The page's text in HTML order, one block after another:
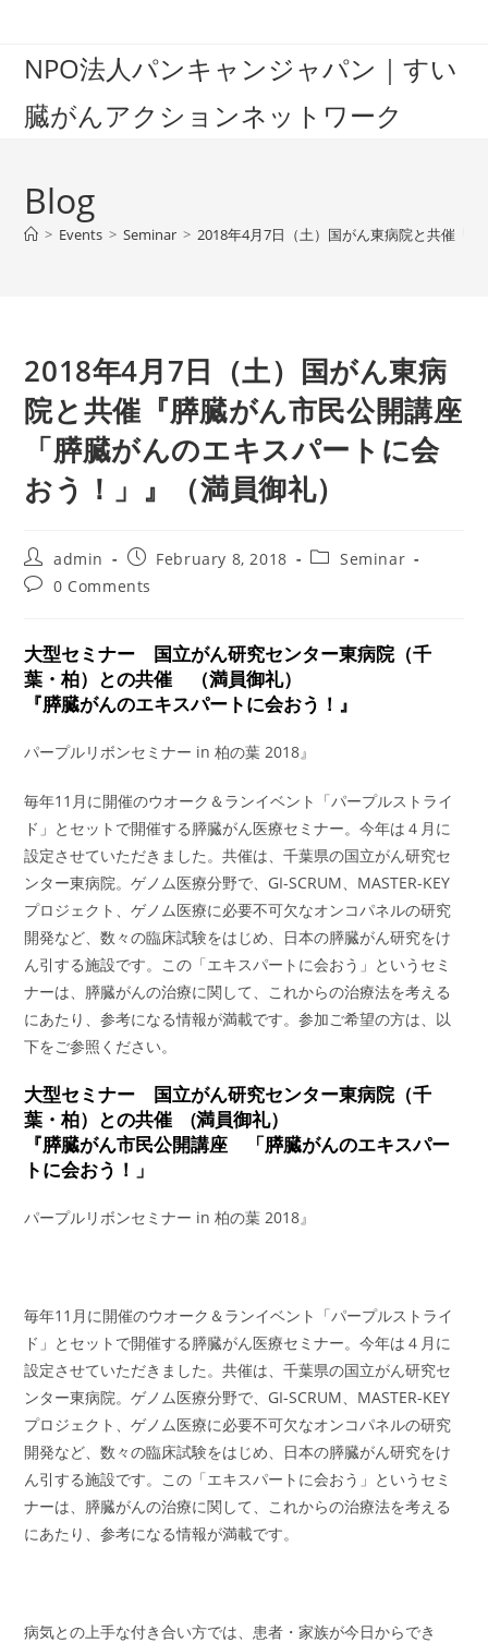
contentNPO法人パンキャンジャパン｜すい
臓がんアクションネットワーク
Blog
> Events > Seminar > 2018年4月7日（土）国がん東病院と共催『
2018年4月7日（土）国がん東病
院と共催『膵臓がん市民公開講座
「膵臓がんのエキスパートに会
おう！」』（満員御礼）
Post
author:
admin
Post
published:
February 8, 2018
PostSeminar
Post0 Comments
大型セミナー 国立がん研究センター東病院（千
葉・柏）との共催 （満員御礼）
『膵臓がんのエキスパートに会おう！』
パープルリボンセミナー in 柏の葉 2018』
毎年11月に開催のウオーク＆ランイベント「パープルストライ
ド」とセットで開催する膵臓がん医療セミナー。今年は４月に
設定させていただきました。共催は、千葉県の国立がん研究セ
ンター東病院。ゲノム医療分野で、GI-SCRUM、MASTER-KEY
プロジェクト、ゲノム医療に必要不可欠なオンコパネルの研究
開発など、数々の臨床試験をはじめ、日本の膵臓がん研究をけ
ん引する施設です。この「エキスパートに会おう」というセミ
ナーは、膵臓がんの治療に関して、これからの治療法を考える
にあたり、参考になる情報が満載です。参加ご希望の方は、以
下をご参照ください。
大型セミナー 国立がん研究センター東病院（千
葉・柏）との共催 (満員御礼）
『膵臓がん市民公開講座 「膵臓がんのエキスパー
トに会おう！」
パープルリボンセミナー in 柏の葉 2018』
毎年11月に開催のウオーク＆ランイベント「パープルストライ
ド」とセットで開催する膵臓がん医療セミナー。今年は４月に
設定させていただきました。共催は、千葉県の国立がん研究セ
ンター東病院。ゲノム医療分野で、GI-SCRUM、MASTER-KEY
プロジェクト、ゲノム医療に必要不可欠なオンコパネルの研究
開発など、数々の臨床試験をはじめ、日本の膵臓がん研究をけ
ん引する施設です。この「エキスパートに会おう」というセミ
ナーは、膵臓がんの治療に関して、これからの治療法を考える
にあたり、参考になる情報が満載です。
病気との上手な付き合い方では、患者・家族が今日からでき